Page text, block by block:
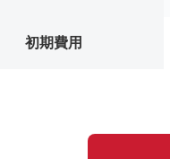
初期費用